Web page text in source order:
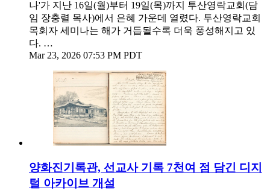
나'가 지난 16일(월)부터 19일(목)까지 투산영락교회(담
임 장충렬 목사)에서 은혜 가운데 열렸다. 투산영락교회
목회자 세미나는 해가 거듭될수록 더욱 풍성해지고 있
다. …
Mar 23, 2026 07:53 PM PDT
양화진기록관, 선교사 기록 7천여 점 담긴 디지
털 아카이브 개설